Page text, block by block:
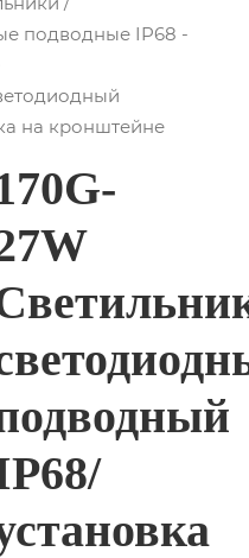
подводные IP68 -
на кронштейне